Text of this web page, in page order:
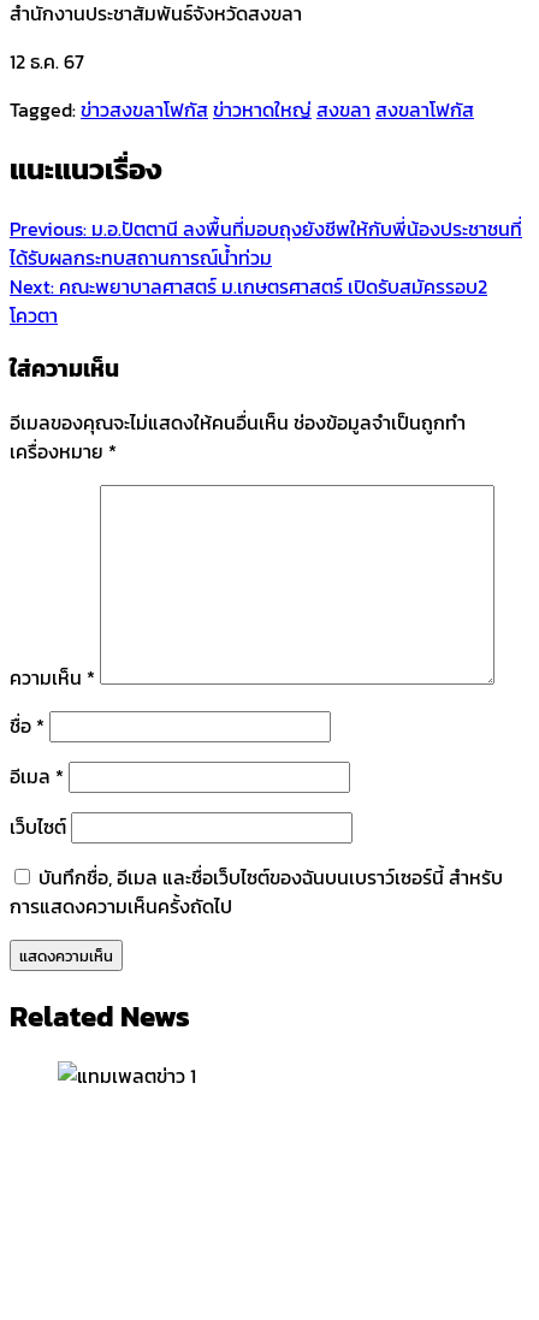
สำนักงานประชาสัมพันธ์จังหวัดสงขลา
12 ธ.ค. 67
Tagged:ข่าวสงขลาโฟกัสข่าวหาดใหญ่ สงขลา สงขลาโฟกัส
แนะแนวเรื่อง
Previous: ม.อ.ปัตตานี ลงพื้นที่มอบถุงยังชีพให้กับพี่น้องประชาชนที่
ได้รับผลกระทบสถานการณ์น้ำท่วม
Next: คณะพยาบาลศาสตร์ ม.เกษตรศาสตร์ เปิดรับสมัครรอบ2
โควตา
ใส่ความเห็น
อีเมลของคุณจะไม่แสดงให้คนอื่นเห็น ช่องข้อมูลจำเป็นถูกทำ
เครื่องหมาย *
ความเห็น *
ชื่อ *
อีเมล *
เว็บไซต์
บันทึกชื่อ, อีเมล และชื่อเว็บไซต์ของฉันบนเบราว์เซอร์นี้ สำหรับ
การแสดงความเห็นครั้งถัดไป
Related News